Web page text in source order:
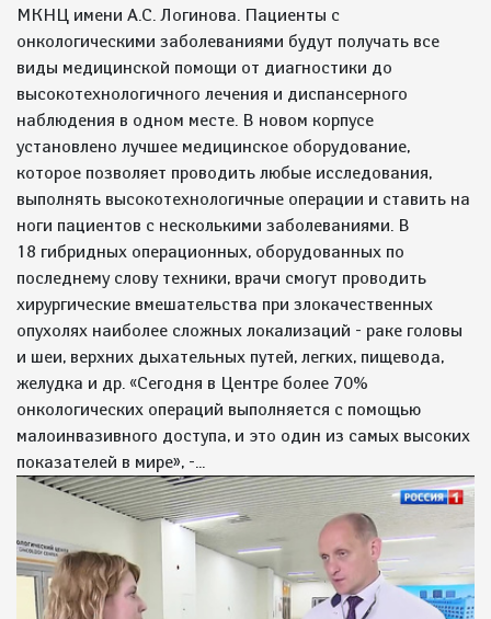
МКНЦ имени А.С. Логинова. Пациенты с
онкологическими заболеваниями будут получать все
виды медицинской помощи от диагностики до
высокотехнологичного лечения и диспансерного
наблюдения в одном месте. В новом корпусе
установлено лучшее медицинское оборудование,
которое позволяет проводить любые исследования,
выполнять высокотехнологичные операции и ставить на
ноги пациентов с несколькими заболеваниями. В
18 гибридных операционных, оборудованных по
последнему слову техники, врачи смогут проводить
хирургические вмешательства при злокачественных
опухолях наиболее сложных локализаций - раке головы
и шеи, верхних дыхательных путей, легких, пищевода,
желудка и др. «Сегодня в Центре более 70%
онкологических операций выполняется с помощью
малоинвазивного доступа, и это один из самых высоких
показателей в мире», -...